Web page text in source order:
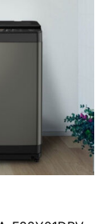
Sâu 58.2 cm